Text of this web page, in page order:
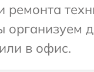
ремонта
организуем
в офис.